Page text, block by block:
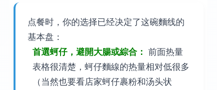
点餐时，你的选择已经决定了这碗麵线的
基本盘：
首選蚵仔，避開大腸或綜合： 前面热量
表格很清楚，蚵仔麵線的热量相对低很多
（当然也要看店家蚵仔裹粉和汤头状